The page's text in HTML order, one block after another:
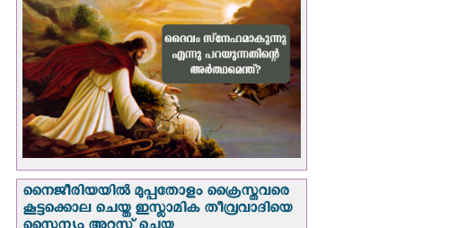
നൈജീരിയയില്‍ മുപ്പതോളം ക്രൈസ്തവരെ
കൂട്ടക്കൊല ചെയ്ത ഇസ്ലാമിക തീവ്രവാദിയെ